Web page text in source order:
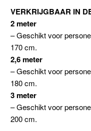
VERKRIJGBAAR IN
2 meter
– Geschikt voor
170 cm.
2,6 meter
– Geschikt voor
180 cm.
3 meter
– Geschikt voor
200 cm.